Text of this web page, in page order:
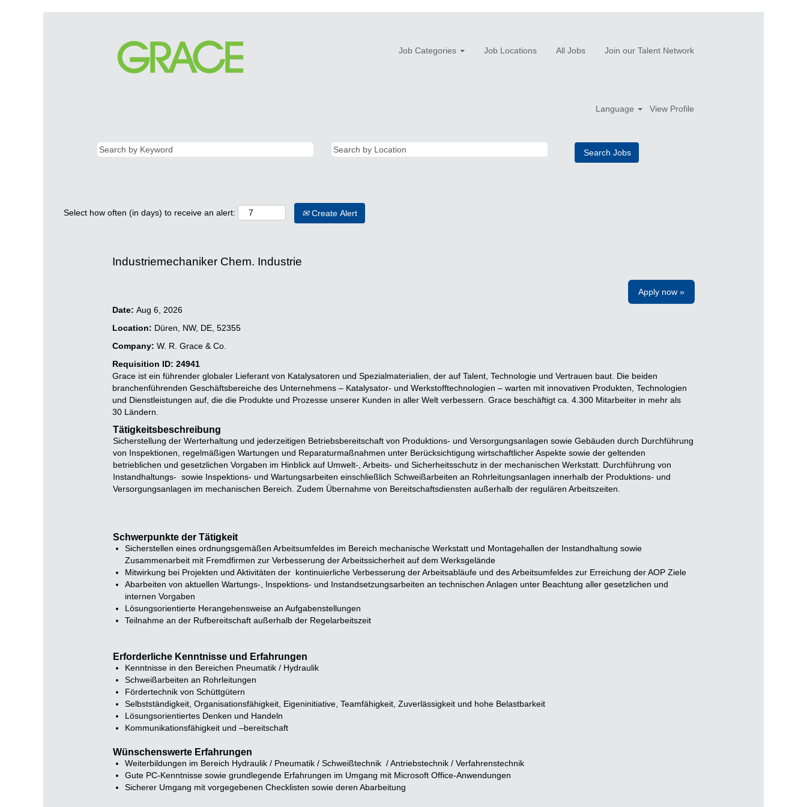
Job Categories Job Locations All Jobs Join our Talent Network
Language View Profile
Select how often (in days) to receive an alert: Create Alert
Industriemechaniker Chem. Industrie
Apply now »
Date: Aug 6, 2026
Location: Düren, NW, DE, 52355
Company: W. R. Grace & Co.
Requisition ID: 24941
Grace ist ein führender globaler Lieferant von Katalysatoren und Spezialmaterialien, der auf Talent, Technologie und Vertrauen baut. Die beiden
branchenführenden Geschäftsbereiche des Unternehmens – Katalysator- und Werkstofftechnologien – warten mit innovativen Produkten, Technologien
und Dienstleistungen auf, die die Produkte und Prozesse unserer Kunden in aller Welt verbessern. Grace beschäftigt ca. 4.300 Mitarbeiter in mehr als
30 Ländern.
Tätigkeitsbeschreibung
Sicherstellung der Werterhaltung und jederzeitigen Betriebsbereitschaft von Produktions- und Versorgungsanlagen sowie Gebäuden durch Durchführung
von Inspektionen, regelmäßigen Wartungen und Reparaturmaßnahmen unter Berücksichtigung wirtschaftlicher Aspekte sowie der geltenden
betrieblichen und gesetzlichen Vorgaben im Hinblick auf Umwelt‑, Arbeits‑ und Sicherheitsschutz in der mechanischen Werkstatt. Durchführung von
Instandhaltungs‑ sowie Inspektions- und Wartungsarbeiten einschließlich Schweißarbeiten an Rohrleitungsanlagen innerhalb der Produktions- und
Versorgungsanlagen im mechanischen Bereich. Zudem Übernahme von Bereitschaftsdiensten außerhalb der regulären Arbeitszeiten.
Schwerpunkte der Tätigkeit
Sicherstellen eines ordnungsgemäßen Arbeitsumfeldes im Bereich mechanische Werkstatt und Montagehallen der Instandhaltung sowie
Zusammenarbeit mit Fremdfirmen zur Verbesserung der Arbeitssicherheit auf dem Werksgelände
Mitwirkung bei Projekten und Aktivitäten der kontinuierliche Verbesserung der Arbeitsabläufe und des Arbeitsumfeldes zur Erreichung der AOP Ziele
Abarbeiten von aktuellen Wartungs-, Inspektions- und Instandsetzungsarbeiten an technischen Anlagen unter Beachtung aller gesetzlichen und
internen Vorgaben
Lösungsorientierte Herangehensweise an Aufgabenstellungen
Teilnahme an der Rufbereitschaft außerhalb der Regelarbeitszeit
Erforderliche Kenntnisse und Erfahrungen
Kenntnisse in den Bereichen Pneumatik / Hydraulik
Schweißarbeiten an Rohrleitungen
Fördertechnik von Schüttgütern
Selbstständigkeit, Organisationsfähigkeit, Eigeninitiative, Teamfähigkeit, Zuverlässigkeit und hohe Belastbarkeit
Lösungsorientiertes Denken und Handeln
Kommunikationsfähigkeit und –bereitschaft
Wünschenswerte Erfahrungen
Weiterbildungen im Bereich Hydraulik / Pneumatik / Schweißtechnik / Antriebstechnik / Verfahrenstechnik
Gute PC-Kenntnisse sowie grundlegende Erfahrungen im Umgang mit Microsoft Office-Anwendungen
Sicherer Umgang mit vorgegebenen Checklisten sowie deren Abarbeitung